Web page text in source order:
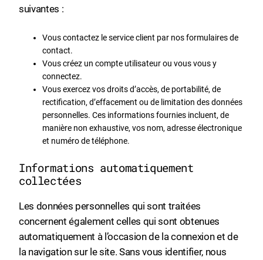
suivantes :
Vous contactez le service client par nos formulaires de
contact.
Vous créez un compte utilisateur ou vous vous y
connectez.
Vous exercez vos droits d’accès, de portabilité, de
rectification, d’effacement ou de limitation des données
personnelles. Ces informations fournies incluent, de
manière non exhaustive, vos nom, adresse électronique
et numéro de téléphone.
Informations automatiquement
collectées
Les données personnelles qui sont traitées
concernent également celles qui sont obtenues
automatiquement à l’occasion de la connexion et de
la navigation sur le site. Sans vous identifier, nous